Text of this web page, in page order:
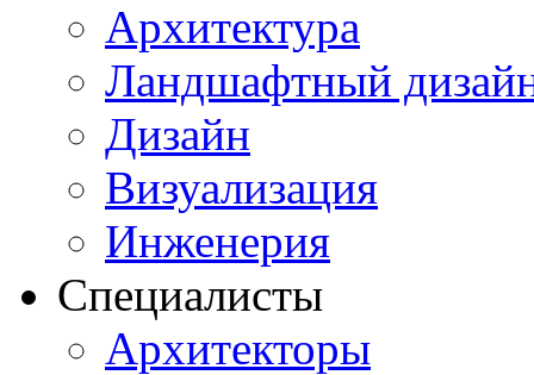
Архитектура
Ландшафтный
Дизайн
Визуализация
Инженерия
Специалисты
Архитекторы